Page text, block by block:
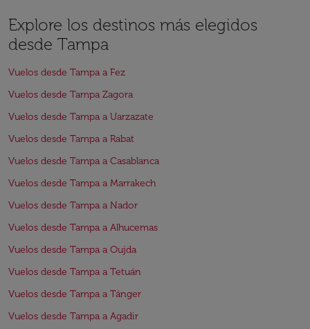
Explore los destinos más elegidos
desde Tampa
Vuelos desde Tampa a Fez
Vuelos desde Tampa Zagora
Vuelos desde Tampa a Uarzazate
Vuelos desde Tampa a Rabat
Vuelos desde Tampa a Casablanca
Vuelos desde Tampa a Marrakech
Vuelos desde Tampa a Nador
Vuelos desde Tampa a Alhucemas
Vuelos desde Tampa a Oujda
Vuelos desde Tampa a Tetuán
Vuelos desde Tampa a Tánger
Vuelos desde Tampa a Agadir